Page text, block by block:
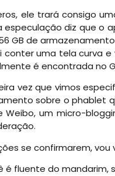
ele trará consigo
especulação diz que o
GB de
conter uma tela curva
é encontrada no
vez que vimos
sobre o phablet
um micro-
se confirmarem,
é fluente do mandarim,